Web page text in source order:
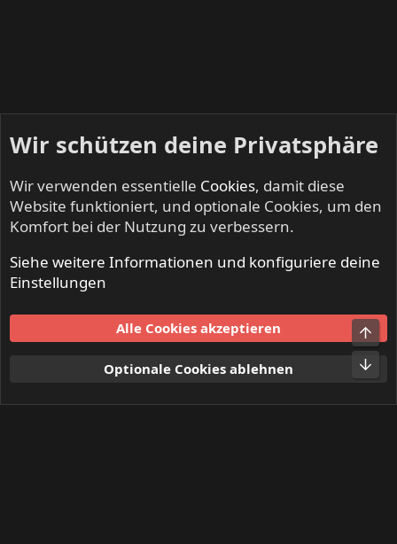
NO SLEEP TILL LIVE - Festivals & Open Airs
Nutzungsbedingungen
Datenschutz
S
Wir schützen deine Privatsphäre
Wir verwenden essentielle Cookies, damit diese
Website funktioniert, und optionale Cookies, um den
Komfort bei der Nutzung zu verbessern.
Siehe weitere Informationen und konfiguriere deine
Einstellungen
Alle Cookies akzeptieren
Optionale Cookies ablehnen